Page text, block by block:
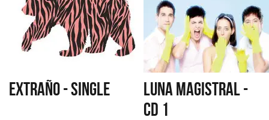
EXTRAÑO - SINGLE
LUNA MAGISTRAL -
CD 1